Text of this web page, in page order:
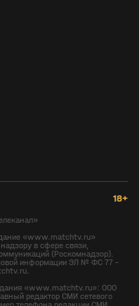
18+
«www.matchtv.ru»
в сфере связи,
(Роскомнадзор).
информации ЭЛ № ФС 77 -
«www.matchtv.ru»: ООО
редактор СМИ сетевого